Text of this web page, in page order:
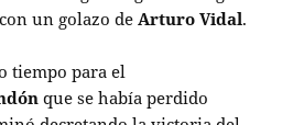
un golazo de Arturo Vidal.
tiempo para el
que se había perdido